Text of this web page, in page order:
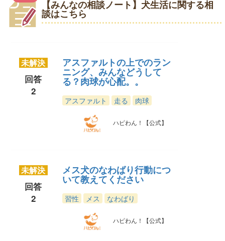
【みんなの相談ノート】犬生活に関する相
談はこちら
未解決
回答
2
アスファルトの上でのラン
ニング、みんなどうして
る？肉球が心配。。
アスファルト 走る 肉球
ハピわん！【公式】
未解決
回答
2
メス犬のなわばり行動につ
いて教えてください
習性 メス なわばり
ハピわん！【公式】